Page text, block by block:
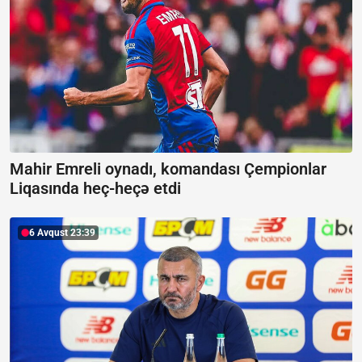
Mahir Emreli oynadı, komandası Çempionlar
Liqasında heç-heçə etdi
6 Avqust 23:39